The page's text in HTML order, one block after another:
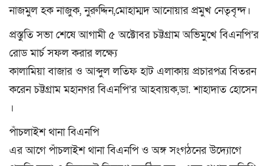
নাজমুল হক নাজুক, নুরুদ্দিন,মোহাম্মদ আনোয়ার প্রমুখ নেতৃবৃন্দ।
প্রস্তুতি সভা শেষে আগামী ৫ অক্টোবর চট্টগ্রাম অভিমুখে বিএনপি’র
রোড মার্চ সফল করার লক্ষ্যে
কালামিয়া বাজার ও আব্দুল লতিফ হাট এলাকায় প্রচারপত্র বিতরন
করেন চট্টগ্রাম মহানগর বিএনপি’র আহবায়ক,ডা. শাহাদাত হোসেন
।
পাঁচলাইশ থানা বিএনপি
এর আগে পাঁচলাইশ থানা বিএনপি ও অঙ্গ সংগঠনের উদ্যোগে